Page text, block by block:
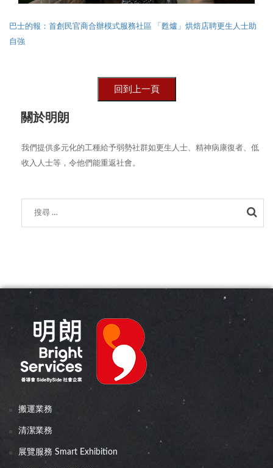
巴士的報：首創民官商合辦模式服務社區 「甦爐」烘焙店聘更生人士助
自強
關於明朗
我們提供多元化的工種給予弱勢社群如更生人士、精神病康復者、低
收入人士等，令他們能重返社會。
搬運業務
清潔業務
展覽服務 Smart Exhibition